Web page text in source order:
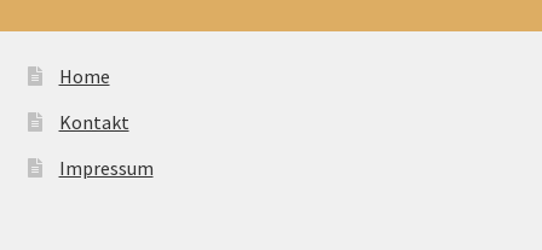
Home
Kontakt
Impressum